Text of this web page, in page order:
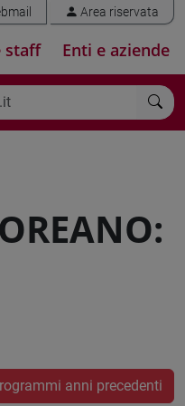
Area riservata
staff Enti e aziende
anni precedenti